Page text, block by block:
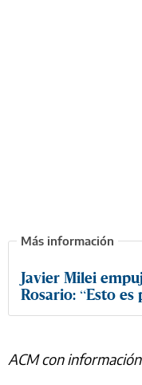
Javier Milei
Rosario: “Esto
ACM con